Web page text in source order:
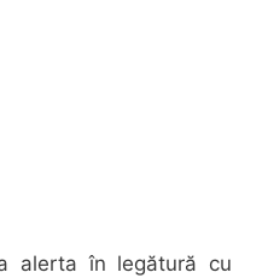
alerta în legătură cu